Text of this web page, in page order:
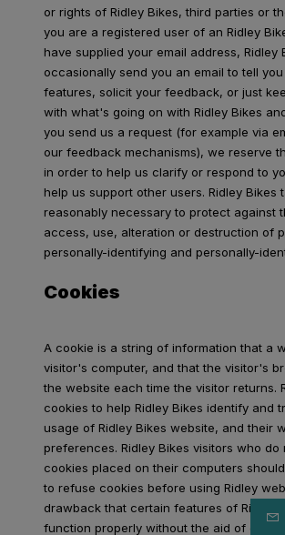
or rights of Ridley Bikes, third parties or
you are a registered user of an Ridley
have supplied your email address, Ridley
occasionally send you an email to tell
features, solicit your feedback, or just
with what's going on with Ridley Bikes
you send us a request (for example via
our feedback mechanisms), we reserve
in order to help us clarify or respond to
help us support other users. Ridley Bikes
reasonably necessary to protect against
access, use, alteration or destruction of
personally-identifying and personally-
Cookies
A cookie is a string of information that a
visitor's computer, and that the visitor's
the website each time the visitor returns.
cookies to help Ridley Bikes identify and
usage of Ridley Bikes website, and their
preferences. Ridley Bikes visitors who do
cookies placed on their computers
to refuse cookies before using Ridley
drawback that certain features of Ridley
function properly without the aid of